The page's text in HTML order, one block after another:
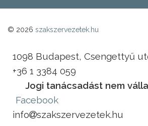
© 2026 szakszervezetek.hu
1098 Budapest, Csengettyű
+36 1 3384 059
Jogi tanácsadást nem
Facebook
info
szakszervezetek.hu